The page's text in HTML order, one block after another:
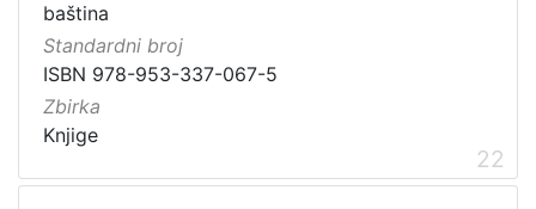
baština
Standardni broj
ISBN 978-953-337-067-5
Zbirka
Knjige
22